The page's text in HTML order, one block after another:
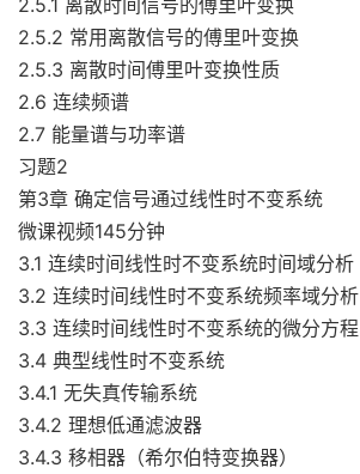
2.5.1 离散时间信号的傅里叶变换
2.5.2 常用离散信号的傅里叶变换
2.5.3 离散时间傅里叶变换性质
2.6 连续频谱
2.7 能量谱与功率谱
习题2
第3章 确定信号通过线性时不变系统
微课视频145分钟
3.1 连续时间线性时不变系统时间域分析
3.2 连续时间线性时不变系统频率域分析
3.3 连续时间线性时不变系统的微分方程
3.4 典型线性时不变系统
3.4.1 无失真传输系统
3.4.2 理想低通滤波器
3.4.3 移相器（希尔伯特变换器）